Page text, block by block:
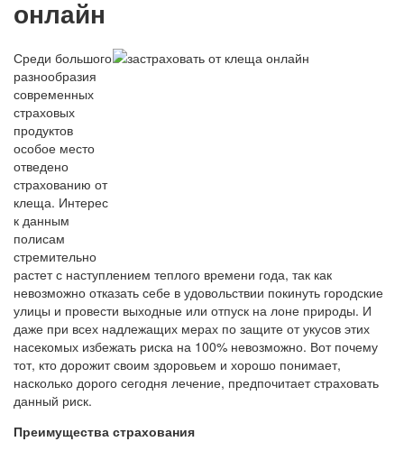
онлайн
Среди большого
разнообразия
современных
страховых
продуктов
особое место
отведено
страхованию от
клеща. Интерес
к данным
полисам
стремительно
растет с наступлением теплого времени года, так как
невозможно отказать себе в удовольствии покинуть городские
улицы и провести выходные или отпуск на лоне природы. И
даже при всех надлежащих мерах по защите от укусов этих
насекомых избежать риска на 100% невозможно. Вот почему
тот, кто дорожит своим здоровьем и хорошо понимает,
насколько дорого сегодня лечение, предпочитает страховать
данный риск.
Преимущества страхования